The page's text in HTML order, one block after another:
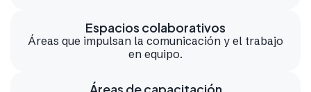
Espacios colaborativos
Áreas que impulsan la comunicación y el trabajo
en equipo.
Áreas de capacitación